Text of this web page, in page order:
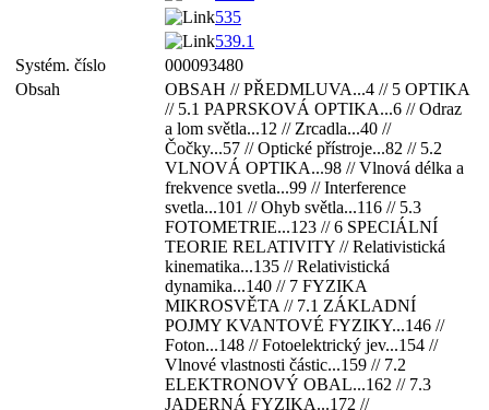
535
539.1
Systém. číslo
000093480
Obsah
OBSAH // PŘEDMLUVA...4 // 5 OPTIKA
// 5.1 PAPRSKOVÁ OPTIKA...6 // Odraz
a lom světla...12 // Zrcadla...40 //
Čočky...57 // Optické přístroje...82 // 5.2
VLNOVÁ OPTIKA...98 // Vlnová délka a
frekvence svetla...99 // Interference
svetla...101 // Ohyb světla...116 // 5.3
FOTOMETRIE...123 // 6 SPECIÁLNÍ
TEORIE RELATIVITY // Relativistická
kinematika...135 // Relativistická
dynamika...140 // 7 FYZIKA
MIKROSVĚTA // 7.1 ZÁKLADNÍ
POJMY KVANTOVÉ FYZIKY...146 //
Foton...148 // Fotoelektrický jev...154 //
Vlnové vlastnosti částic...159 // 7.2
ELEKTRONOVÝ OBAL...162 // 7.3
JADERNÁ FYZIKA...172 //